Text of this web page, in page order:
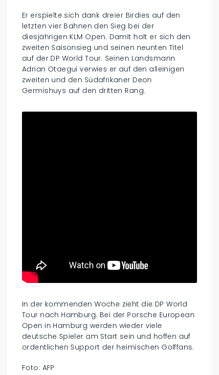
Er erspielte sich dank dreier Birdies auf den
letzten vier Bahnen den Sieg bei der
diesjährigen KLM Open. Damit holt er sich den
zweiten Saisonsieg und seinen neunten Titel
auf der DP World Tour. Seinen Landsmann
Adrian Otaegui verwies er auf den alleinigen
zweiten und den Südafrikaner Deon
Germishuys auf den dritten Rang.
In der kommenden Woche zieht die DP World
Tour nach Hamburg. Bei der Porsche European
Open in Hamburg werden wieder viele
deutsche Spieler am Start sein und hoffen auf
ordentlichen Support der heimischen Golffans.
Foto: AFP